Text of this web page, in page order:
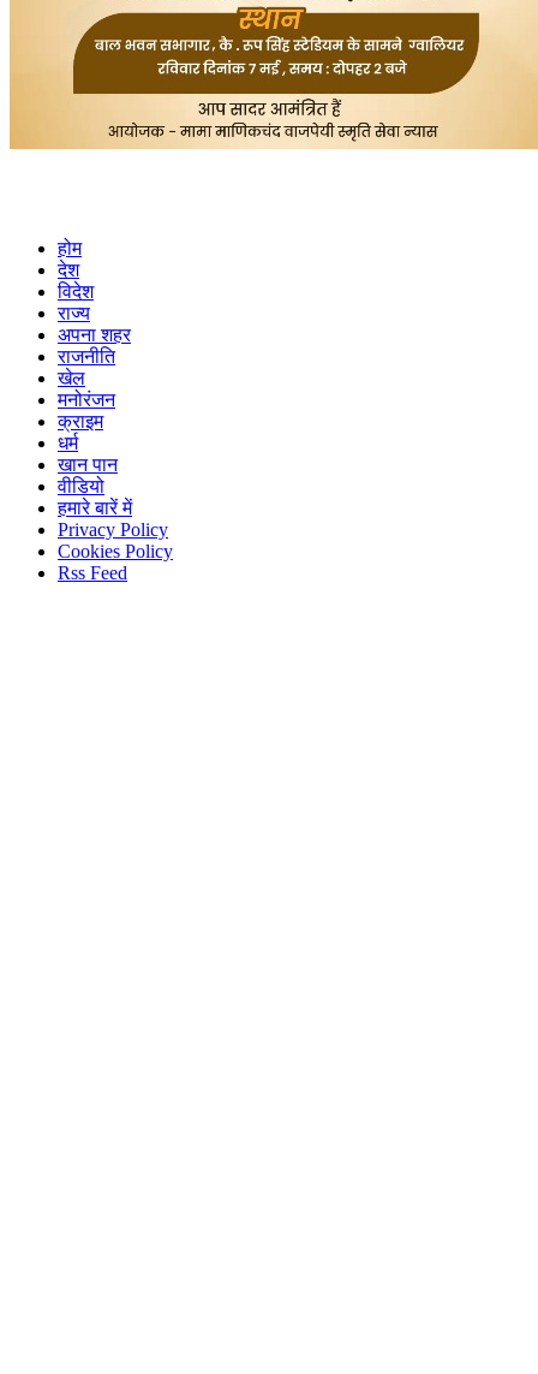
होम
देश
विदेश
राज्य
अपना शहर
राजनीति
खेल
मनोरंजन
क्राइम
धर्म
खान पान
वीडियो
हमारे बारें में
Privacy Policy
Cookies Policy
Rss Feed